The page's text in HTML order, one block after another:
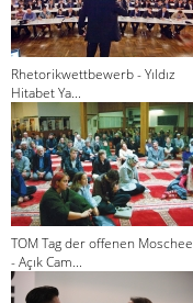
Rhetorikwettbewerb - Yıldız
Hitabet Ya...
TOM Tag der offenen Moschee
- Açık Cam...